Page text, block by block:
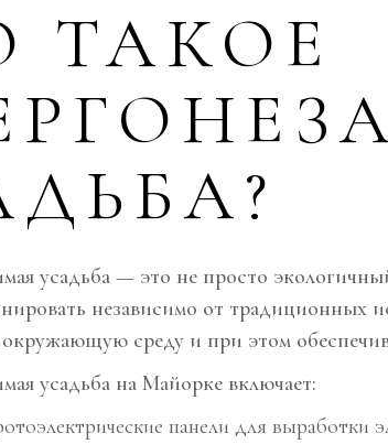
ТАКОЕ
усадьба — это не просто
независимо от традиционных
окружающую среду и при этом
усадьба на Майорке включает:
панели для выработки